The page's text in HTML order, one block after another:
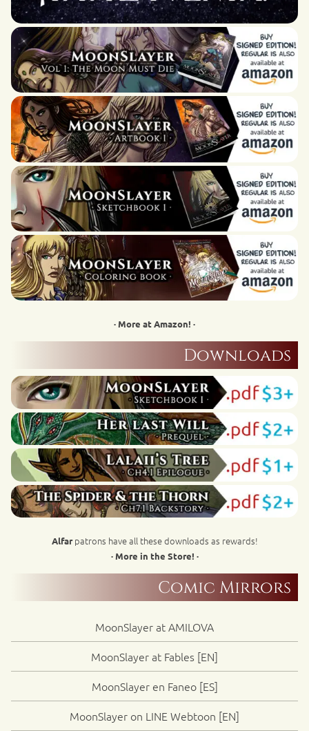
· More at Amazon! ·
Downloads
Alfarpatrons have all these downloads as rewards!
· More in the Store! ·
Comic Mirrors
MoonSlayer at AMILOVA
MoonSlayer at Fables [EN]
MoonSlayer en Faneo [ES]
MoonSlayer on LINE Webtoon [EN]